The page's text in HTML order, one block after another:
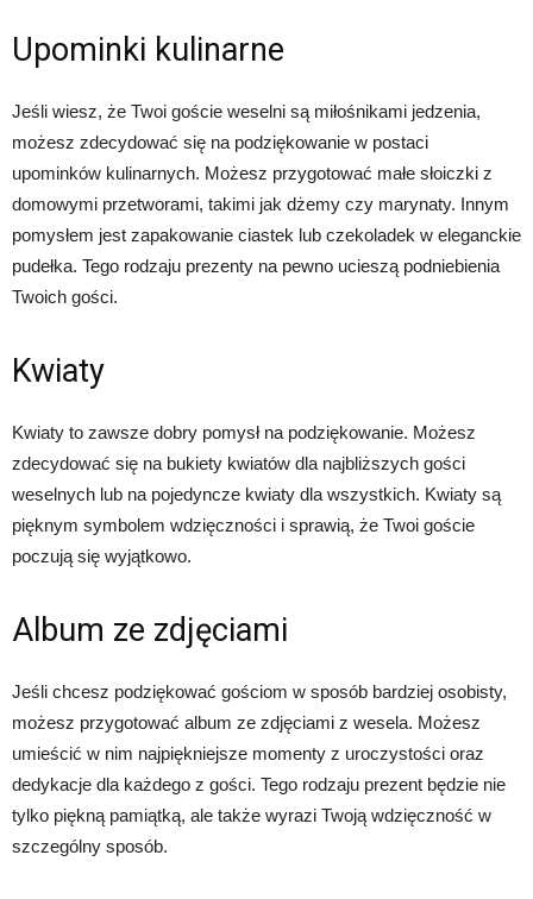
Upominki kulinarne
Jeśli wiesz, że Twoi goście weselni są miłośnikami jedzenia,
możesz zdecydować się na podziękowanie w postaci
upominków kulinarnych. Możesz przygotować małe słoiczki z
domowymi przetworami, takimi jak dżemy czy marynaty. Innym
pomysłem jest zapakowanie ciastek lub czekoladek w eleganckie
pudełka. Tego rodzaju prezenty na pewno ucieszą podniebienia
Twoich gości.
Kwiaty
Kwiaty to zawsze dobry pomysł na podziękowanie. Możesz
zdecydować się na bukiety kwiatów dla najbliższych gości
weselnych lub na pojedyncze kwiaty dla wszystkich. Kwiaty są
pięknym symbolem wdzięczności i sprawią, że Twoi goście
poczują się wyjątkowo.
Album ze zdjęciami
Jeśli chcesz podziękować gościom w sposób bardziej osobisty,
możesz przygotować album ze zdjęciami z wesela. Możesz
umieścić w nim najpiękniejsze momenty z uroczystości oraz
dedykacje dla każdego z gości. Tego rodzaju prezent będzie nie
tylko piękną pamiątką, ale także wyrazi Twoją wdzięczność w
szczególny sposób.